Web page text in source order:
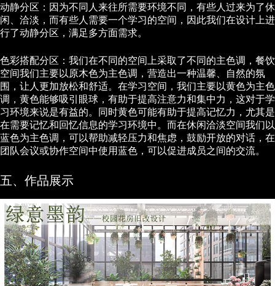
动静分区：因为不同人来往所需要环境不同，有些人过来为了休
闲、洽淡，而有些人需要一个学习的空间，因此我们在设计上进
行了动静分区，满足多方面需求。
色彩搭配分区：我们在不同的空间上采取了不同的主色调，餐饮
空间我们主要以原木色为主色调，营造出一种温馨、自然的氛
围，让人更加放松和舒适。在学习空间，我们主要以黄色为主色
调，黄色能够吸引眼球，有助于提高注意力和集中力，这对于学
习环境来说是有益的。同时黄色可能有助于提高记忆力，尤其是
在需要记忆和回忆信息的学习环境中。而在休闲洽淡空间我们以
蓝色为主色调，可以帮助减轻压力和焦虑，鼓励开放的对话，在
团队会议或协作空间中使用蓝色，可以促进成员之间的交流。
五、作品展示